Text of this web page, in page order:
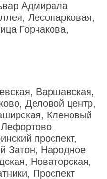
Адмирала
Лесопарковая,
Горчакова,
Варшавская,
Деловой центр,
Кленовый
проспект,
Затон, Народное
Новаторская,
Проспект